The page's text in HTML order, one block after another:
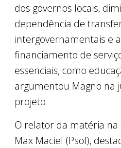
dos governos locais,
dependência de
intergovernamentais e
financiamento de
essenciais, como
argumentou Magno na
projeto.
O relator da matéria na
Max Maciel (Psol),